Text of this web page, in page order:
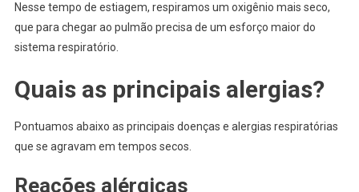
Nesse tempo de estiagem, respiramos um oxigênio mais seco,
que para chegar ao pulmão precisa de um esforço maior do
sistema respiratório.
Quais as principais alergias?
Pontuamos abaixo as principais doenças e alergias respiratórias
que se agravam em tempos secos.
Reações alérgicas